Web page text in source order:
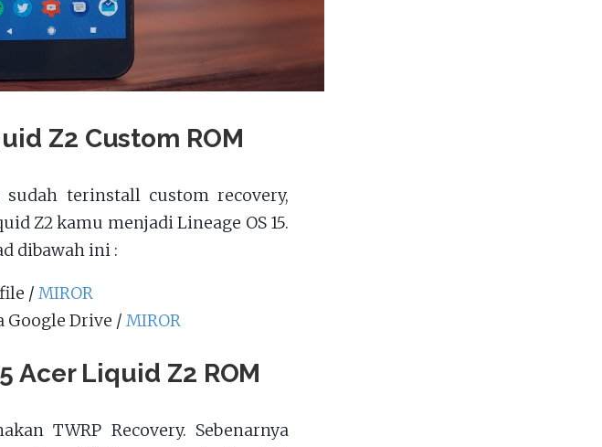
Z2 Custom ROM
terinstall custom recovery,
Z2 kamu menjadi Lineage OS 15.
dibawah ini :
/MIROR
Google Drive /MIROR
Acer Liquid Z2 ROM
TWRP Recovery. Sebenarnya